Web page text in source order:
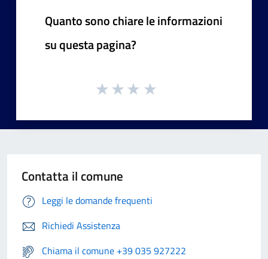
Quanto sono chiare le informazioni
su questa pagina?
Contatta il comune
Leggi le domande frequenti
Richiedi Assistenza
Chiama il comune +39 035 927222